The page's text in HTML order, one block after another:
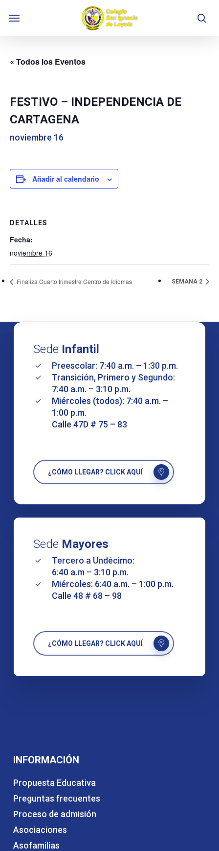
Menu
« Todos los Eventos
FESTIVO – INDEPENDENCIA DE
CARTAGENA
noviembre 16
Añadir al calendario
DETALLES
Fecha:
noviembre 16
Finaliza Cuarto trimestre Centro de Idiomas SEMANA 2
Sede Infantil
Preescolar: 7:40 a.m. – 1:30 p.m.
Transición, Primero y Segundo:
7:40 a.m. – 3:10 p.m.
Miércoles (todos): 7:40 a.m. –
1:00 p.m.
Calle 47D # 75 – 83
¿CÓMO LLEGAR? CLICK AQUÍ
Sede Mayores
Tercero a Undécimo:
6:40 a.m – 3:10 p.m.
Miércoles: 6:40 a.m. – 1:00 p.m.
Calle 48 # 68 – 98
¿CÓMO LLEGAR? CLICK AQUÍ
INFORMACIÓN
Propuesta Educativa
Preguntas frecuentes
Proceso de admisión
Asociaciones
Asofamilias